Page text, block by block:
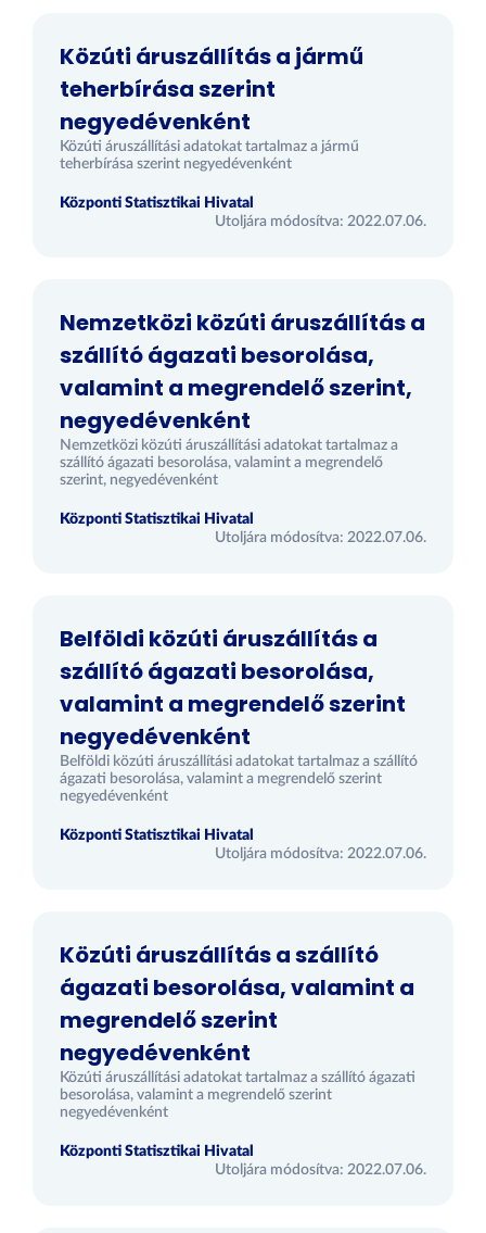
Közúti áruszállítás a jármű
teherbírása szerint
negyedévenként
Közúti áruszállítási adatokat tartalmaz a jármű
teherbírása szerint negyedévenként
Központi Statisztikai Hivatal
Utoljára módosítva: 2022.07.06.
Nemzetközi közúti áruszállítás a
szállító ágazati besorolása,
valamint a megrendelő szerint,
negyedévenként
Nemzetközi közúti áruszállítási adatokat tartalmaz a
szállító ágazati besorolása, valamint a megrendelő
szerint, negyedévenként
Központi Statisztikai Hivatal
Utoljára módosítva: 2022.07.06.
Belföldi közúti áruszállítás a
szállító ágazati besorolása,
valamint a megrendelő szerint
negyedévenként
Belföldi közúti áruszállítási adatokat tartalmaz a szállító
ágazati besorolása, valamint a megrendelő szerint
negyedévenként
Központi Statisztikai Hivatal
Utoljára módosítva: 2022.07.06.
Közúti áruszállítás a szállító
ágazati besorolása, valamint a
megrendelő szerint
negyedévenként
Közúti áruszállítási adatokat tartalmaz a szállító ágazati
besorolása, valamint a megrendelő szerint
negyedévenként
Központi Statisztikai Hivatal
Utoljára módosítva: 2022.07.06.